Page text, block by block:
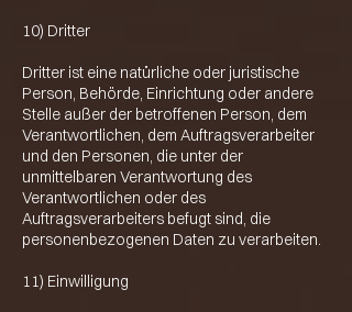
10) Dritter
Dritter ist eine natürliche oder juristische
Person, Behörde, Einrichtung oder andere
Stelle außer der betroffenen Person, dem
Verantwortlichen, dem Auftragsverarbeiter
und den Personen, die unter der
unmittelbaren Verantwortung des
Verantwortlichen oder des
Auftragsverarbeiters befugt sind, die
personenbezogenen Daten zu verarbeiten.
11) Einwilligung